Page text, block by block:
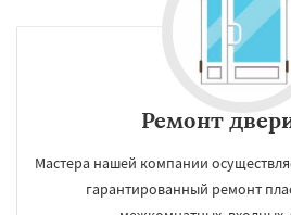
Ремонт
Мастера нашей компании
гарантированный ремонт